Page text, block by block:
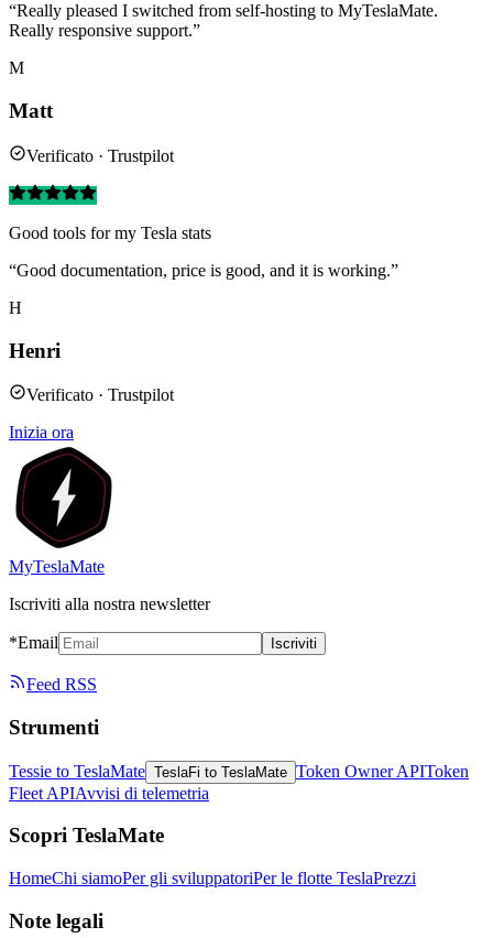
“Really pleased I switched from self-hosting to MyTeslaMate.
Really responsive support.”
M
Matt
Verificato · Trustpilot
Good tools for my Tesla stats
“Good documentation, price is good, and it is working.”
H
Henri
Verificato · Trustpilot
Inizia ora
MyTeslaMate
Iscriviti alla nostra newsletter
*Email Iscriviti
Feed RSS
Strumenti
Tessie to TeslaMate TeslaFi to TeslaMate Token Owner APIToken
Fleet APIAvvisi di telemetria
Scopri TeslaMate
HomeChi siamoPer gli sviluppatoriPer le flotte TeslaPrezzi
Note legali